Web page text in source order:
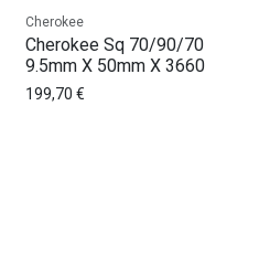
Cherokee
Cherokee Sq 70/90/70
9.5mm X 50mm X 3660
199,70 €